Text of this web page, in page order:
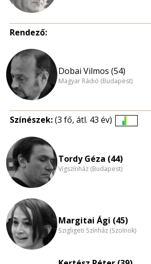
Rendező:
Dobai Vilmos (54)
Magyar Rádió (Budapest)
Színészek:(3 fő, átl. 43 év)
Tordy Géza (44)
Vígszínház (Budapest)
Margitai Ági (45)
Szigligeti Színház (Szolnok)